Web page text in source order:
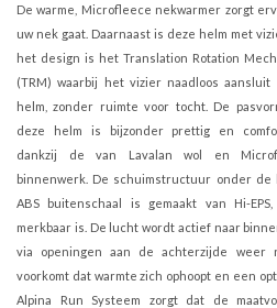
De warme, Microfleece nekwarmer zorgt
uw nek gaat. Daarnaast is deze helm met
het design is het Translation Rotation
(TRM) waarbij het vizier naadloos aansluit
helm, zonder ruimte voor tocht. De
deze helm is bijzonder prettig en
dankzij de van Lavalan wol en
binnenwerk. De schuimstructuur onder de
ABS buitenschaal is gemaakt van Hi-
merkbaar is. De lucht wordt actief naar
via openingen aan de achterzijde weer
voorkomt dat warmte zich ophoopt en een
Alpina Run Systeem zorgt dat de